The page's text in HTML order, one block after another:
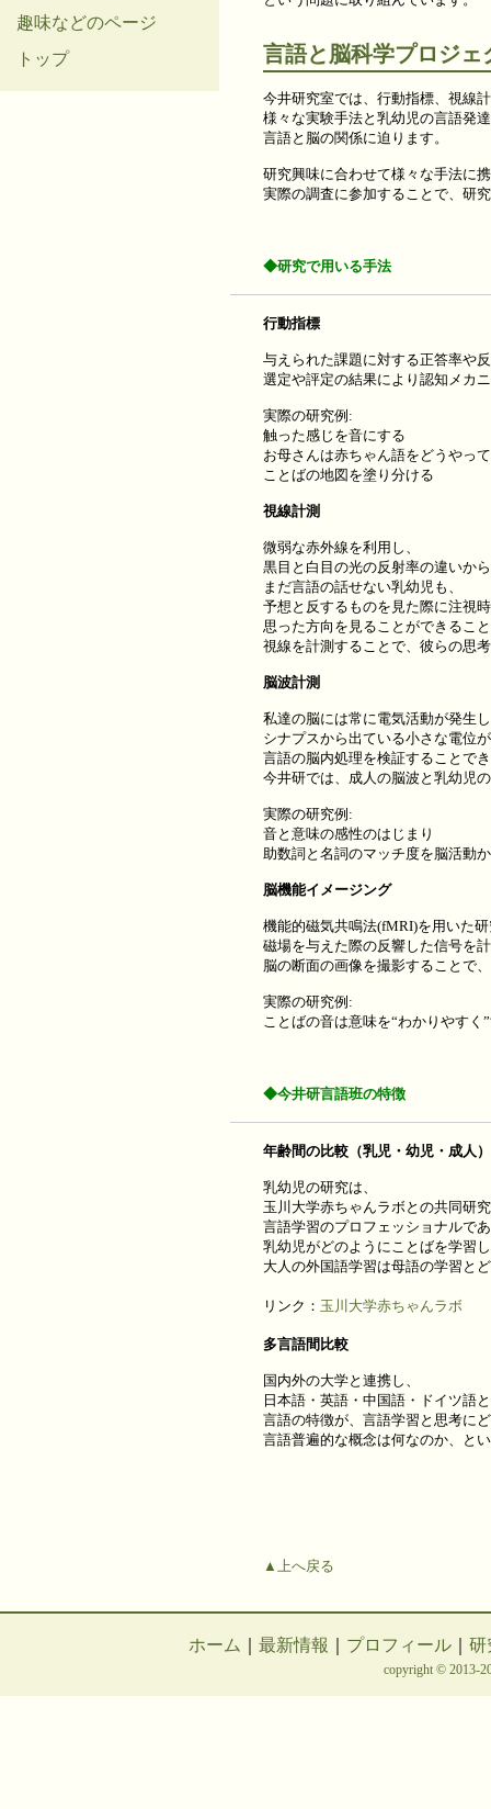
趣味などのページ
トップ
言語と脳科学プロジェ
今井研究室では、行動指標、視線
様々な実験手法と乳幼児の言語発
言語と脳の関係に迫ります。
研究興味に合わせて様々な手法に
実際の調査に参加することで、研
◆研究で用いる手法
行動指標
与えられた課題に対する正答率や
選定や評定の結果により認知メカ
実際の研究例:
触った感じを音にする
お母さんは赤ちゃん語をどうやっ
ことばの地図を塗り分ける
視線計測
微弱な赤外線を利用し、
黒目と白目の光の反射率の違いか
まだ言語の話せない乳幼児も、
予想と反するものを見た際に注視
思った方向を見ることができるこ
視線を計測することで、彼らの思
脳波計測
私達の脳には常に電気活動が発生
シナプスから出ている小さな電位
言語の脳内処理を検証することで
今井研では、成人の脳波と乳幼児
実際の研究例:
音と意味の感性のはじまり
助数詞と名詞のマッチ度を脳活動
脳機能イメージング
機能的磁気共鳴法(fMRI)を用いた
磁場を与えた際の反響した信号を
脳の断面の画像を撮影することで
実際の研究例:
ことばの音は意味を“わかりやすく
◆今井研言語班の特徴
年齢間の比較（乳児・幼児・成人）
乳幼児の研究は、
玉川大学赤ちゃんラボとの共同研
言語学習のプロフェッショナルで
乳幼児がどのようにことばを学習
大人の外国語学習は母語の学習と
リンク： 玉川大学赤ちゃんラボ
多言語間比較
国内外の大学と連携し、
日本語・英語・中国語・ドイツ語
言語の特徴が、言語学習と思考に
言語普遍的な概念は何なのか、と
▲上へ戻る
ホーム 最新情報 プロフィール 研
copyright © 2013-